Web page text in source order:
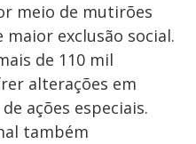
meio de mutirões
maior exclusão social.
de 110 mil
alterações em
ações especiais.
também